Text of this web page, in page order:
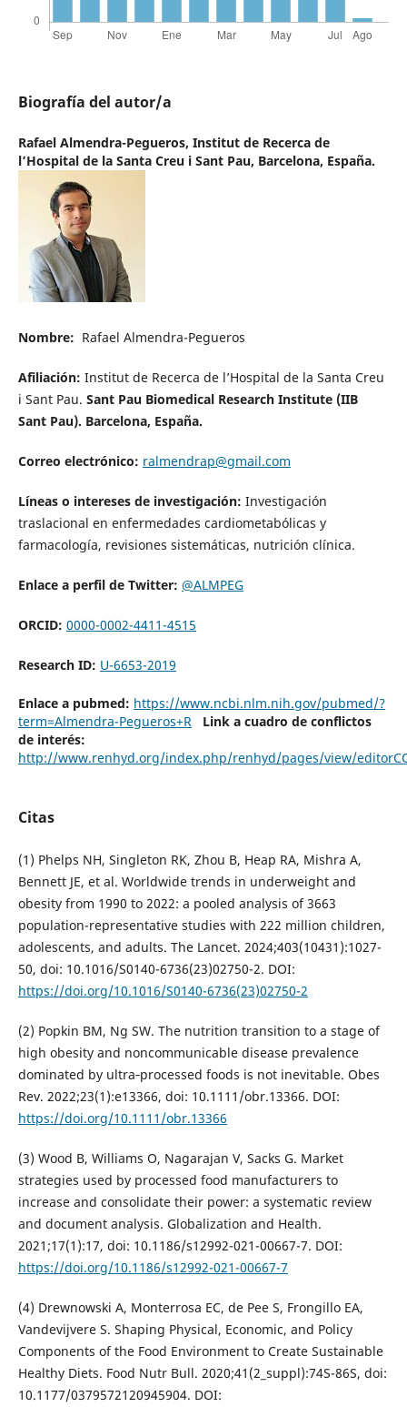
Biografía del autor/a
Rafael Almendra-Pegueros, Institut de Recerca de
l’Hospital de la Santa Creu i Sant Pau, Barcelona, España.
Nombre: Rafael Almendra-Pegueros
Afiliación: Institut de Recerca de l’Hospital de la Santa Creu
i Sant Pau. Sant Pau Biomedical Research Institute (IIB
Sant Pau). Barcelona, España.
Correo electrónico: ralmendrap@gmail.com
Líneas o intereses de investigación: Investigación
traslacional en enfermedades cardiometabólicas y
farmacología, revisiones sistemáticas, nutrición clínica.
Enlace a perfil de Twitter: @ALMPEG
ORCID: 0000-0002-4411-4515
Research ID: U-6653-2019
Enlace a pubmed: https://www.ncbi.nlm.nih.gov/pubmed/?
term=Almendra-Pegueros+R
Link a cuadro de conflictos
de interés:
http://www.renhyd.org/index.php/renhyd/pages/view/
Citas
(1) Phelps NH, Singleton RK, Zhou B, Heap RA, Mishra A,
Bennett JE, et al. Worldwide trends in underweight and
obesity from 1990 to 2022: a pooled analysis of 3663
population-representative studies with 222 million children,
adolescents, and adults. The Lancet. 2024;403(10431):1027-
50, doi: 10.1016/S0140-6736(23)02750-2. DOI:
https://doi.org/10.1016/S0140-6736(23)02750-2
(2) Popkin BM, Ng SW. The nutrition transition to a stage of
high obesity and noncommunicable disease prevalence
dominated by ultra‐processed foods is not inevitable. Obes
Rev. 2022;23(1):e13366, doi: 10.1111/obr.13366. DOI:
https://doi.org/10.1111/obr.13366
(3) Wood B, Williams O, Nagarajan V, Sacks G. Market
strategies used by processed food manufacturers to
increase and consolidate their power: a systematic review
and document analysis. Globalization and Health.
2021;17(1):17, doi: 10.1186/s12992-021-00667-7. DOI:
https://doi.org/10.1186/s12992-021-00667-7
(4) Drewnowski A, Monterrosa EC, de Pee S, Frongillo EA,
Vandevijvere S. Shaping Physical, Economic, and Policy
Components of the Food Environment to Create Sustainable
Healthy Diets. Food Nutr Bull. 2020;41(2_suppl):74S-86S, doi:
10.1177/0379572120945904. DOI: